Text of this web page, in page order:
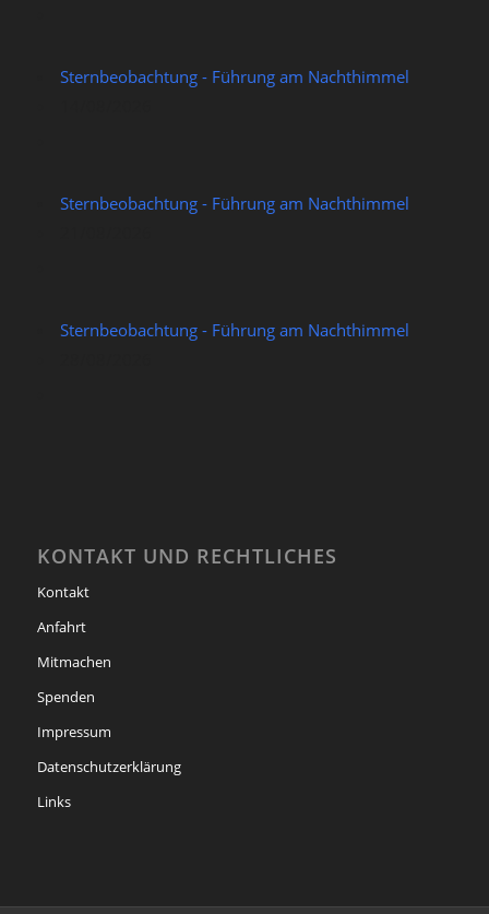
Sternbeobachtung - Führung am Nachthimmel
Sternbeobachtung - Führung am Nachthimmel
Sternbeobachtung - Führung am Nachthimmel
KONTAKT UND RECHTLICHES
Kontakt
Anfahrt
Mitmachen
Spenden
Impressum
Datenschutzerklärung
Links